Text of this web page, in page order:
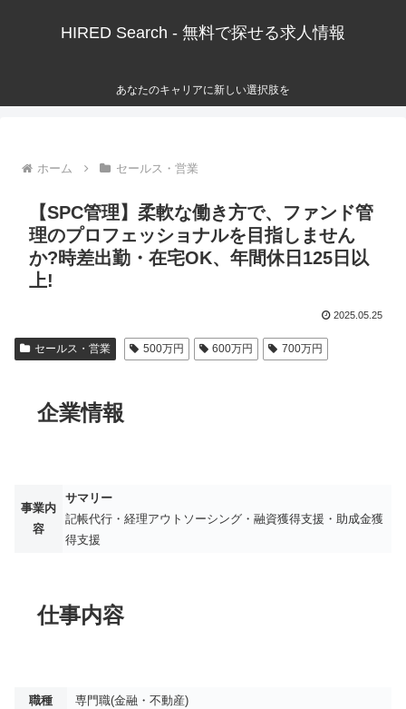
HIRED Search - 無料で探せる求人情報
あなたのキャリアに新しい選択肢を
ホーム セールス・営業
【SPC管理】柔軟な働き方で、ファンド管
理のプロフェッショナルを目指しません
か?時差出勤・在宅OK、年間休日125日以
上!
2025.05.25
セールス・営業 500万円 600万円 700万円
企業情報
事業内
容
サマリー
記帳代行・経理アウトソーシング・融資獲得支援・助成金獲
得支援
仕事内容
職種 専門職(金融・不動産)